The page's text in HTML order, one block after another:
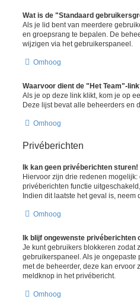
Wat is de "Standaard
Als je lid bent van meerdere
en groepsrang te bepalen. De
wijzigen via het gebruikerspaneel.
Omhoog
Waarvoor dient de "Het Team"-
Als je op deze link klikt, kom je op
Deze lijst bevat alle beheerders en
Omhoog
Privéberichten
Ik kan geen privéberichten sturen!
Hiervoor zijn drie redenen
privéberichten functie
Indien dit laatste het geval is, neem
Omhoog
Ik blijf ongewenste privéberichten
Je kunt gebruikers blokkeren zodat
gebruikerspaneel. Als je
met de beheerder, deze kan ervoor
meldknop in het privébericht.
Omhoog